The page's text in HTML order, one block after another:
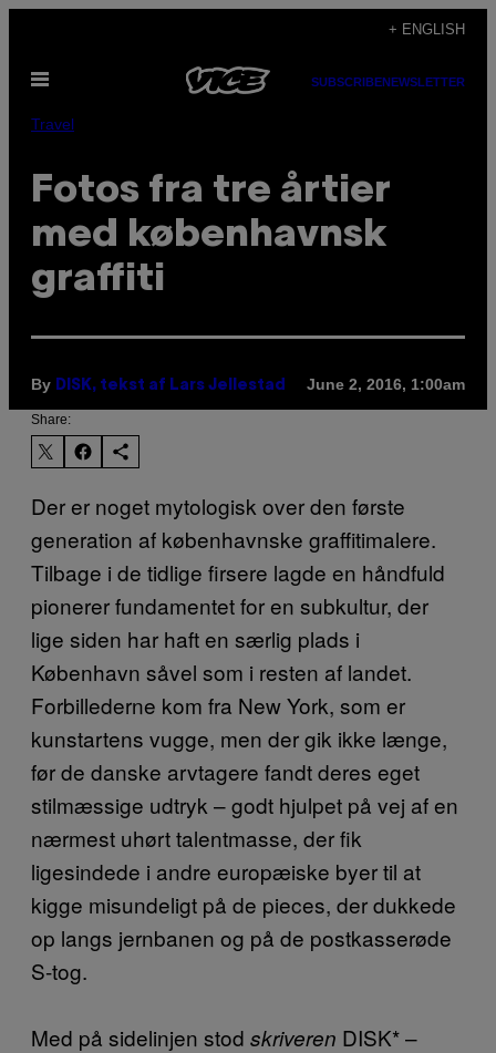
content
+ ENGLISH
Open
SUBSCRIBENEWSLETTER
Travel
Fotos fra tre årtier
med københavnsk
graffiti
By DISK, tekst af Lars Jellestad June 2, 2016, 1:00am
Share:
Der er noget mytologisk over den første
generation af københavnske graffitimalere.
Tilbage i de tidlige firsere lagde en håndfuld
pionerer fundamentet for en subkultur, der
lige siden har haft en særlig plads i
København såvel som i resten af landet.
Forbillederne kom fra New York, som er
kunstartens vugge, men der gik ikke længe,
før de danske arvtagere fandt deres eget
stilmæssige udtryk – godt hjulpet på vej af en
nærmest uhørt talentmasse, der fik
ligesindede i andre europæiske byer til at
kigge misundeligt på de pieces, der dukkede
op langs jernbanen og på de postkasserøde
S-tog.
Med på sidelinjen stod skriveren DISK* –